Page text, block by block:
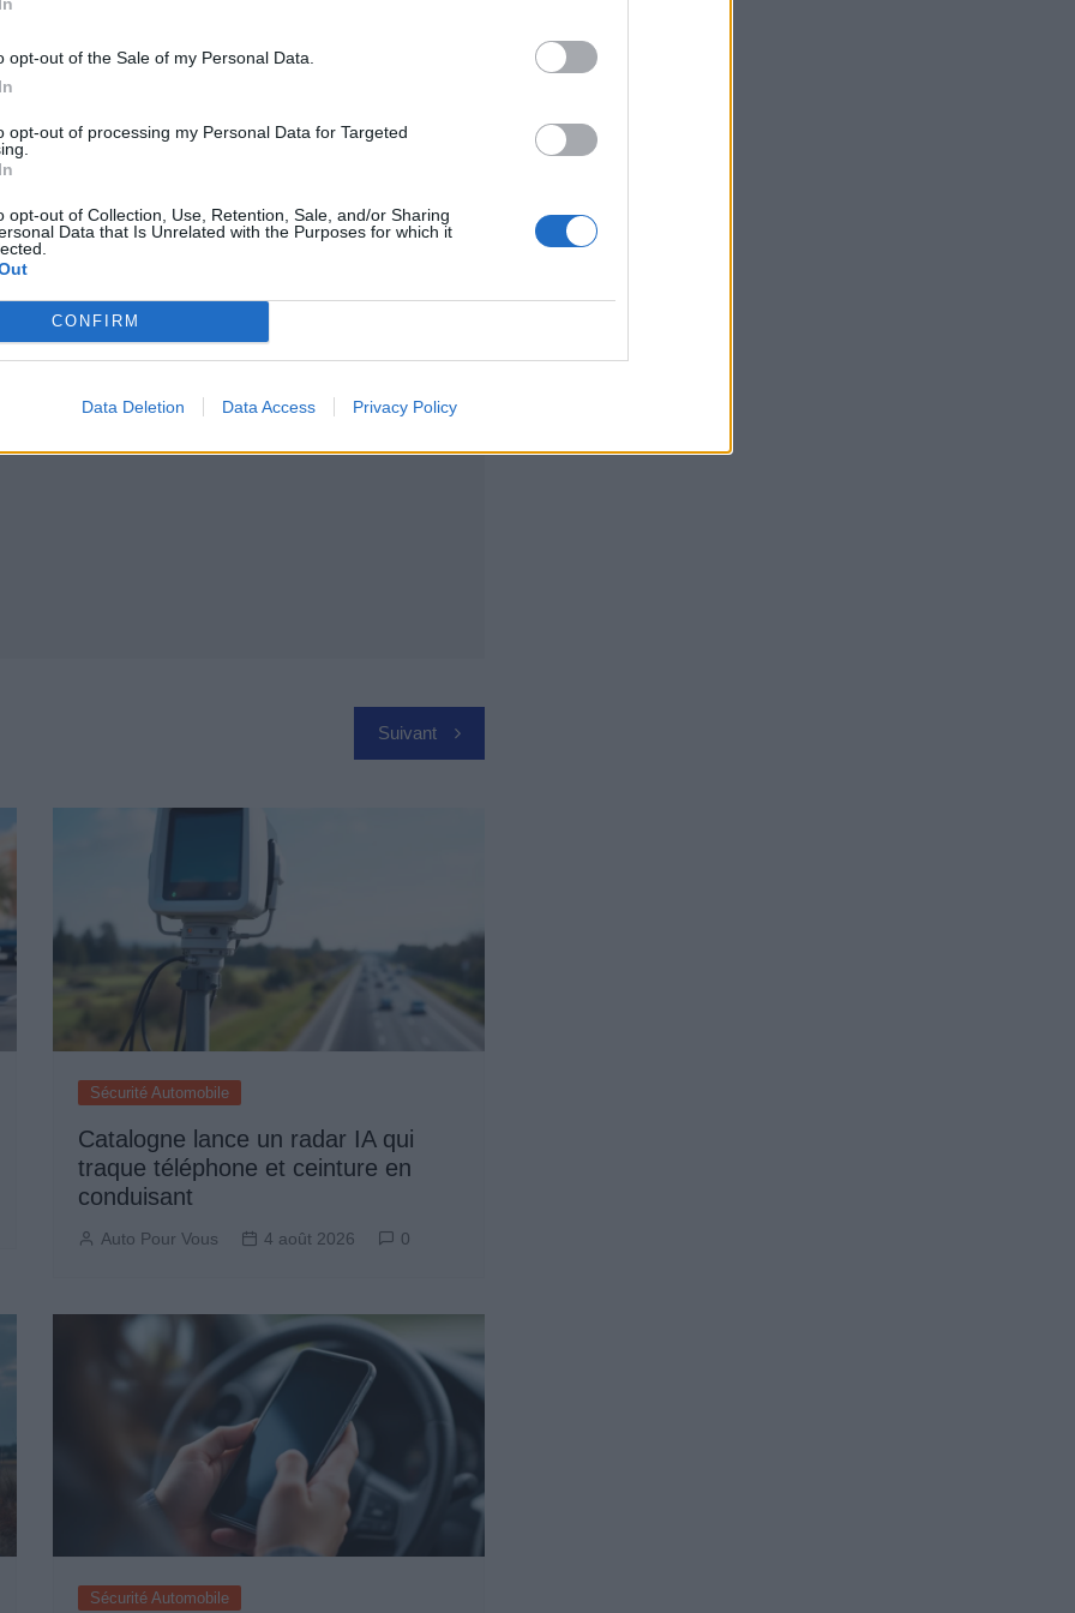
opt-out of the Sale of my Personal Data.
opt-out of processing my Personal Data for Targeted
opt-out of Collection, Use, Retention, Sale, and/or Sharing
Data that Is Unrelated with the Purposes for which it
CONFIRM
Data Deletion Data Access Privacy Policy
et une
histoire a rapidement fait le tour des médias
Hyundai, qui a décidé de la récompenser
neuve, d’une valeur d’environ 13 000 euros.
envers l’inclusion et la mobilité pour tous, à travers
Suivant
Sécurité Automobile
Catalogne lance un radar IA qui
traque téléphone et ceinture en
conduisant
Auto Pour Vous 4 août 2026 0
Sécurité Automobile